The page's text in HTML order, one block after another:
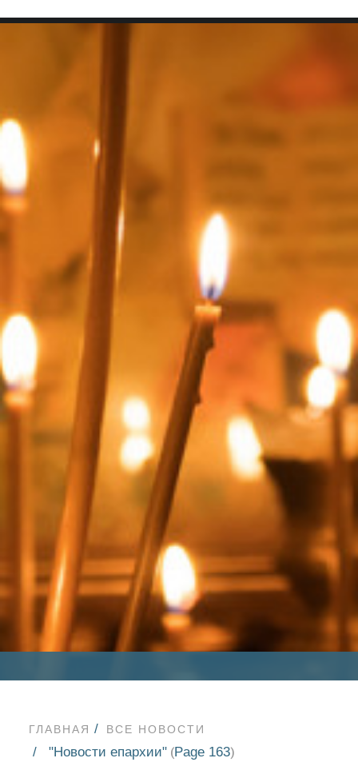
SEARCH
ГЛАВНАЯ ВСЕ НОВОСТИ
"Новости епархии" (Page 163)